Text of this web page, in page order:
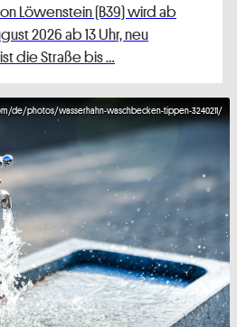
Löwenstein (B39) wird ab
2026 ab 13 Uhr, neu
die Straße bis …
de/photos/wasserhahn-waschbecken-tippen-3240211/